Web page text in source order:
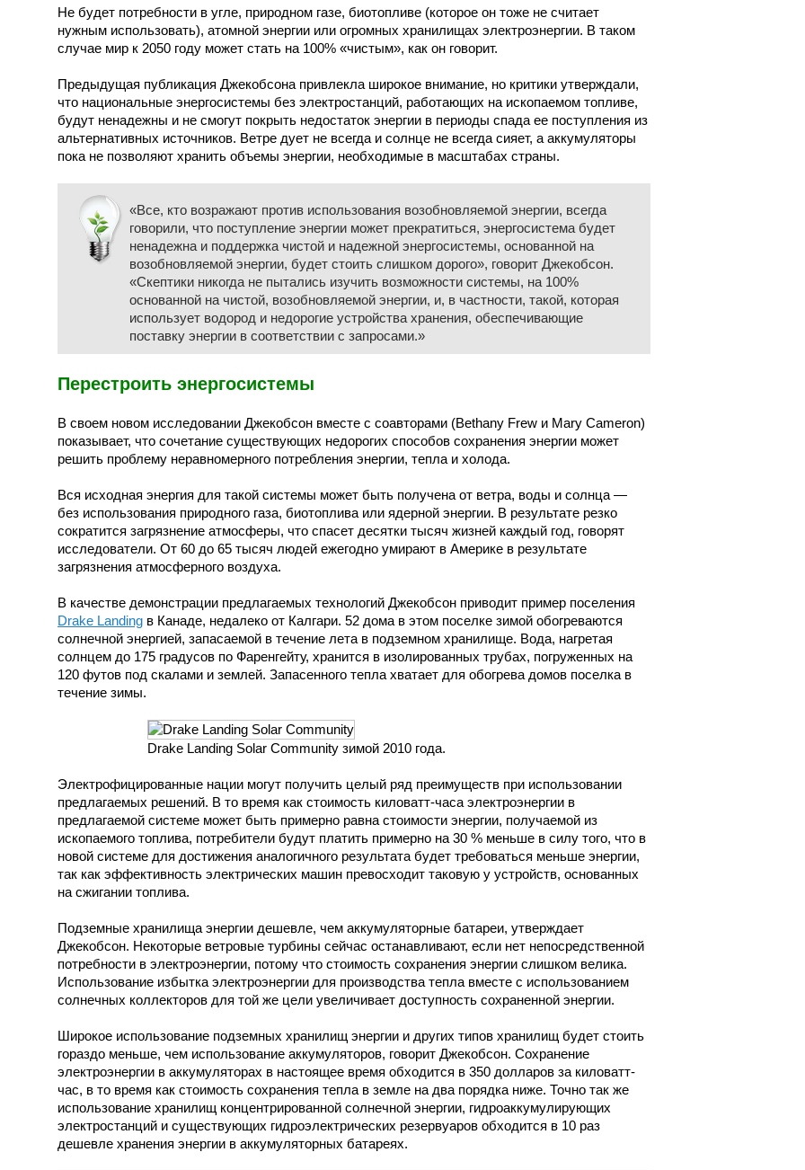
Не будет потребности в угле, природном газе, биотопливе (которое он тоже не считает
нужным использовать), атомной энергии или огромных хранилищах электроэнергии. В таком
случае мир к 2050 году может стать на 100% «чистым», как он говорит.
Предыдущая публикация Джекобсона привлекла широкое внимание, но критики утверждали,
что национальные энергосистемы без электростанций, работающих на ископаемом топливе,
будут ненадежны и не смогут покрыть недостаток энергии в периоды спада ее поступления из
альтернативных источников. Ветре дует не всегда и солнце не всегда сияет, а аккумуляторы
пока не позволяют хранить объемы энергии, необходимые в масштабах страны.
«Все, кто возражают против использования возобновляемой энергии, всегда
говорили, что поступление энергии может прекратиться, энергосистема будет
ненадежна и поддержка чистой и надежной энергосистемы, основанной на
возобновляемой энергии, будет стоить слишком дорого», говорит Джекобсон.
«Скептики никогда не пытались изучить возможности системы, на 100%
основанной на чистой, возобновляемой энергии, и, в частности, такой, которая
использует водород и недорогие устройства хранения, обеспечивающие
поставку энергии в соответствии с запросами.»
Перестроить энергосистемы
В своем новом исследовании Джекобсон вместе с соавторами (Bethany Frew и Mary Cameron)
показывает, что сочетание существующих недорогих способов сохранения энергии может
решить проблему неравномерного потребления энергии, тепла и холода.
Вся исходная энергия для такой системы может быть получена от ветра, воды и солнца —
без использования природного газа, биотоплива или ядерной энергии. В результате резко
сократится загрязнение атмосферы, что спасет десятки тысяч жизней каждый год, говорят
исследователи. От 60 до 65 тысяч людей ежегодно умирают в Америке в результате
загрязнения атмосферного воздуха.
В качестве демонстрации предлагаемых технологий Джекобсон приводит пример поселения
Drake Landing в Канаде, недалеко от Калгари. 52 дома в этом поселке зимой обогреваются
солнечной энергией, запасаемой в течение лета в подземном хранилище. Вода, нагретая
солнцем до 175 градусов по Фаренгейту, хранится в изолированных трубах, погруженных на
120 футов под скалами и землей. Запасенного тепла хватает для обогрева домов поселка в
течение зимы.
Drake Landing Solar Community зимой 2010 года.
Электрофицированные нации могут получить целый ряд преимуществ при использовании
предлагаемых решений. В то время как стоимость киловатт-часа электроэнергии в
предлагаемой системе может быть примерно равна стоимости энергии, получаемой из
ископаемого топлива, потребители будут платить примерно на 30 % меньше в силу того, что в
новой системе для достижения аналогичного результата будет требоваться меньше энергии,
так как эффективность электрических машин превосходит таковую у устройств, основанных
на сжигании топлива.
Подземные хранилища энергии дешевле, чем аккумуляторные батареи, утверждает
Джекобсон. Некоторые ветровые турбины сейчас останавливают, если нет непосредственной
потребности в электроэнергии, потому что стоимость сохранения энергии слишком велика.
Использование избытка электроэнергии для производства тепла вместе с использованием
солнечных коллекторов для той же цели увеличивает доступность сохраненной энергии.
Широкое использование подземных хранилищ энергии и других типов хранилищ будет стоить
гораздо меньше, чем использование аккумуляторов, говорит Джекобсон. Сохранение
электроэнергии в аккумуляторах в настоящее время обходится в 350 долларов за киловатт-
час, в то время как стоимость сохранения тепла в земле на два порядка ниже. Точно так же
использование хранилищ концентрированной солнечной энергии, гидроаккумулирующих
электростанций и существующих гидроэлектрических резервуаров обходится в 10 раз
дешевле хранения энергии в аккумуляторных батареях.